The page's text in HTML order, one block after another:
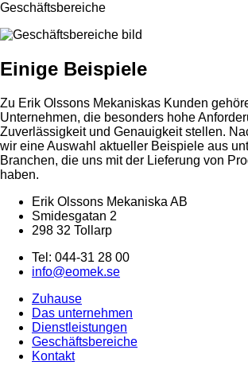
Geschäftsbereiche
Einige Beispiele
Zu Erik Olssons Mekaniskas Kunden
Unternehmen, die besonders hohe
Zuverlässigkeit und Genauigkeit stellen.
wir eine Auswahl aktueller Beispiele aus
Branchen, die uns mit der Lieferung von
haben.
Erik Olssons Mekaniska AB
Smidesgatan 2
298 32 Tollarp
Tel: 044-31 28 00
info@eomek.se
Zuhause
Das unternehmen
Dienstleistungen
Geschäftsbereiche
Kontakt